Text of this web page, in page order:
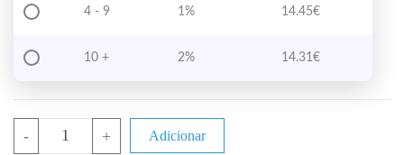
4 - 9 1% 14.45€
10 + 2% 14.31 €
- + Adicionar